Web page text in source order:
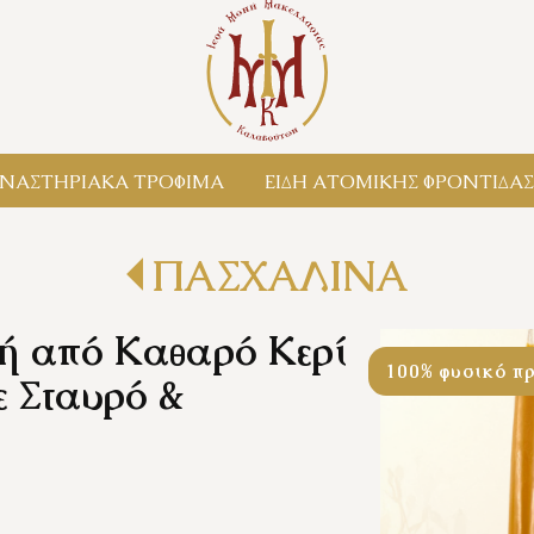
ΤΡΟΦΙΜΑ ΕΙΔΗ ΑΤΟΜΙΚΗΣ ΦΡΟΝΤΙΔΑΣ
ΠΑΣΧΑΛΙΝΑ
100% φυσικό
από Καθαρό Κερί
Σταυρό &